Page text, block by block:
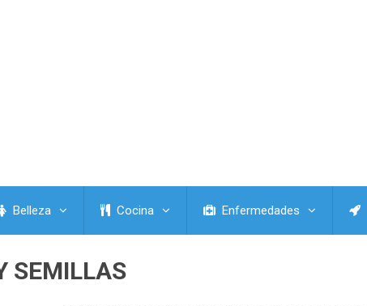
Belleza Cocina Enfermedades
SEMILLAS